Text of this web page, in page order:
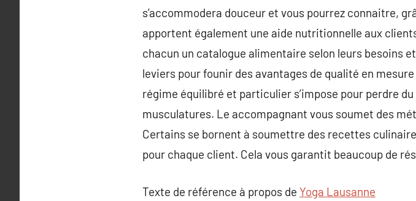
s’accommodera douceur et vous pourrez connaitre,
apportent également une aide nutritionnelle aux
chacun un catalogue alimentaire selon leurs besoins
leviers pour founir des avantages de qualité en
régime équilibré et particulier s’impose pour perdre
musculatures. Le accompagnant vous soumet des
Certains se bornent à soumettre des recettes
pour chaque client. Cela vous garantit beaucoup de
Texte de référence à propos de Yoga Lausanne